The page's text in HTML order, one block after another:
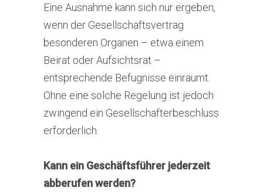
Eine Ausnahme kann sich nur ergeben,
wenn der Gesellschaftsvertrag
besonderen Organen – etwa einem
Beirat oder Aufsichtsrat –
entsprechende Befugnisse einräumt.
Ohne eine solche Regelung ist jedoch
zwingend ein Gesellschafterbeschluss
erforderlich.
Kann ein Geschäftsführer jederzeit
abberufen werden?